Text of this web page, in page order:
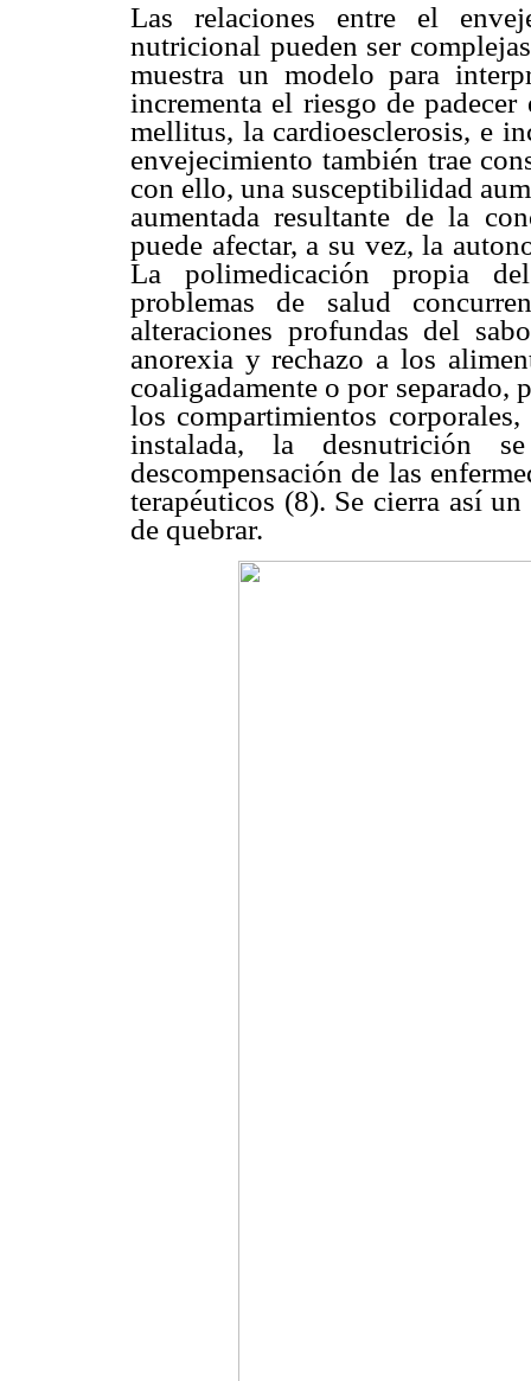
Las relaciones entre el
nutricional pueden ser
muestra un modelo para
incrementa el riesgo de
mellitus, la cardioesclerosis, e
envejecimiento también trae
con ello, una susceptibilidad
aumentada resultante de la
puede afectar, a su vez, la
La polimedicación propia
problemas de salud
alteraciones profundas del
anorexia y rechazo a los
coaligadamente o por separado,
los compartimientos
instalada, la desnutrición
descompensación de las
terapéuticos (8). Se cierra así
de quebrar.